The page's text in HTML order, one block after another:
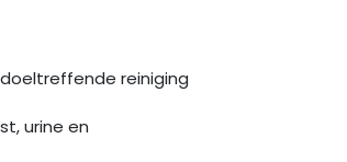
reiniging
urine en